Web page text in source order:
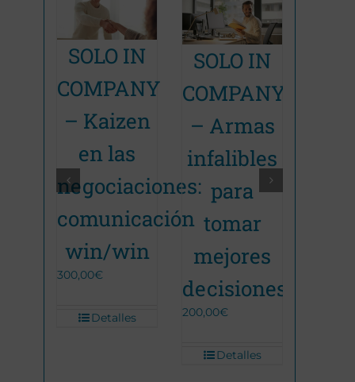
Promoción Terminada
SOLO IN
COMPANY
– Kaizen
en las
negociaciones:
comunicación
win/win
300,00€
Detalles
Promoción Terminada
SOLO IN
COMPANY
– Armas
infalibles
para
tomar
mejores
decisiones
200,00€
Detalles